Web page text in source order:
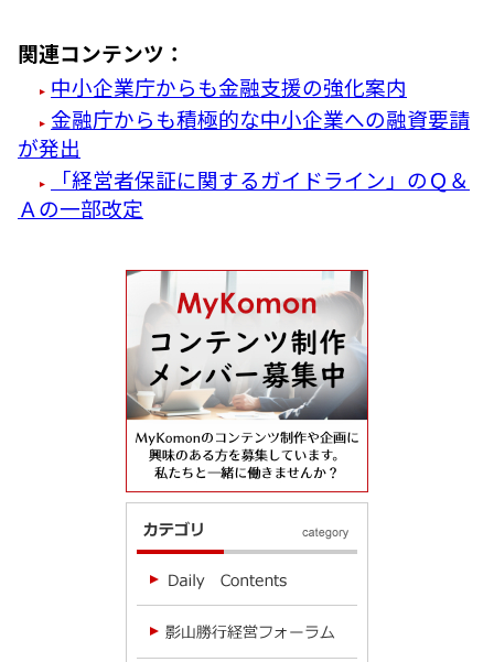
関連コンテンツ：
中小企業庁からも金融支援の強化案内
金融庁からも積極的な中小企業への融資要請
が発出
「経営者保証に関するガイドライン」のＱ＆
Ａの一部改定